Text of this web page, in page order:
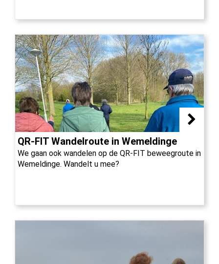
QR-FIT Wandelroute in Wemeldinge
We gaan ook wandelen op de QR-FIT beweegroute in
Wemeldinge. Wandelt u mee?